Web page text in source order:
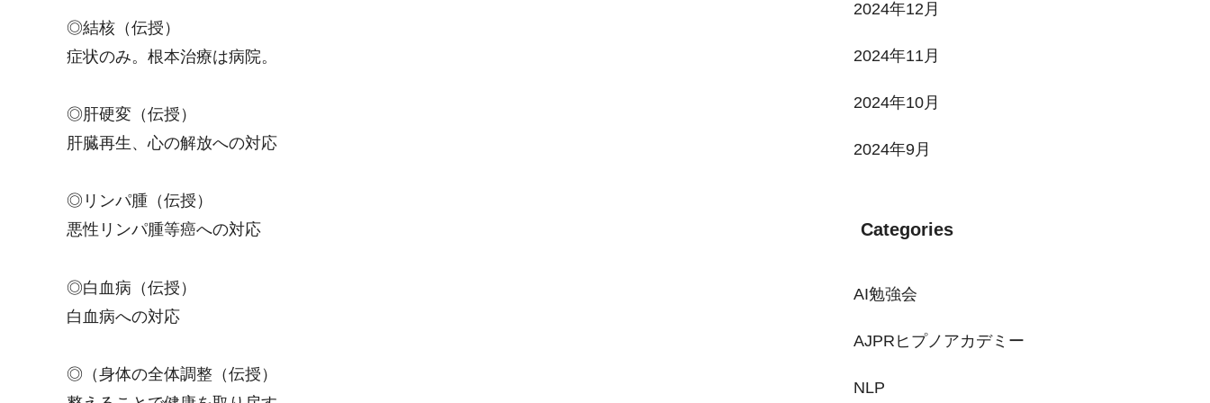
◎結核（伝授）
症状のみ。根本治療は病院。
◎肝硬変（伝授）
肝臓再生、心の解放への対応
◎リンパ腫（伝授）
悪性リンパ腫等癌への対応
◎白血病（伝授）
白血病への対応
◎（身体の全体調整（伝授）
2024年12月
2024年11月
2024年10月
2024年9月
Categories
AI勉強会
AJPRヒプノアカデミー
NLP